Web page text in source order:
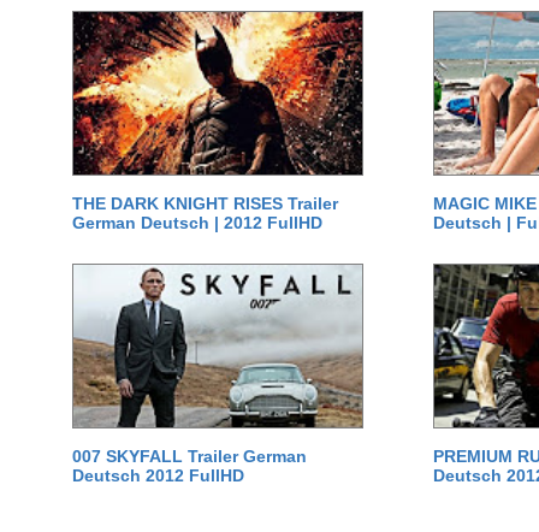
THE DARK KNIGHT RISES Trailer
German Deutsch | 2012 FullHD
MAGIC
Deutsch |
007 SKYFALL Trailer German
Deutsch 2012 FullHD
PREMIUM
Deutsch